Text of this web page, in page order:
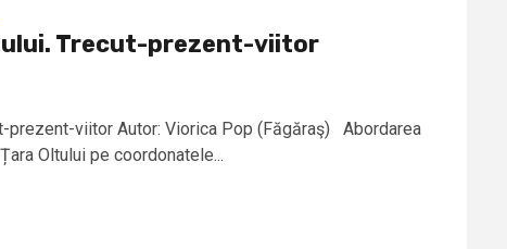
Trecut-prezent-viitor
prezent-viitor Autor: Viorica Pop (Făgăraş) Abordarea
Oltului pe coordonatele...